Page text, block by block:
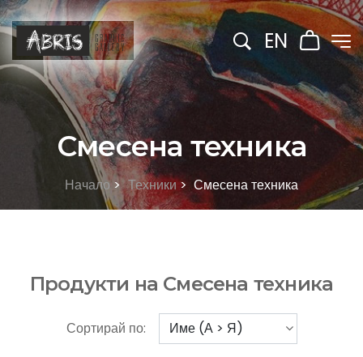
EN
Смесена техника
Начало > Техники> Смесена техника
Продукти на Смесена техника
Сортирай по: